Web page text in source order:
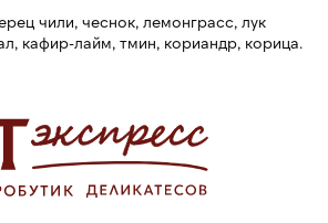
чили, чеснок, лемонграсс, лук
кафир-лайм, тмин, кориандр, корица.